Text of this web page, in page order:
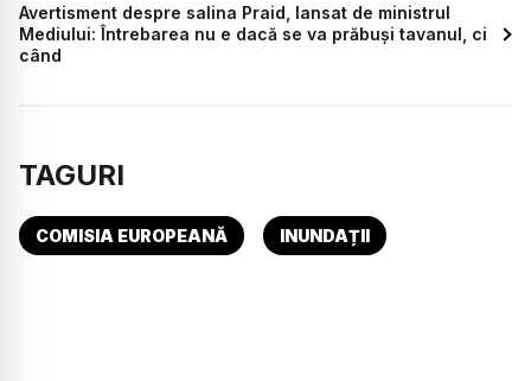
Avertisment despre salina Praid, lansat de ministrul
Mediului: Întrebarea nu e dacă se va prăbuşi tavanul, ci
când
TAGURI
COMISIA EUROPEANĂ INUNDAȚII